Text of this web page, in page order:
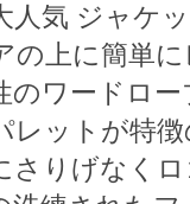
人気 ジャケ
の上に簡単
のワードロ
レットが特
さりげなく